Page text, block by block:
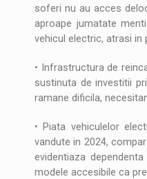
soferi nu au acces
aproape jumatate
vehicul electric, atrasi
• Infrastructura de
sustinuta de investitii
ramane dificila,
• Piata vehiculelor
vandute in 2024,
evidentiaza
modele accesibile ca